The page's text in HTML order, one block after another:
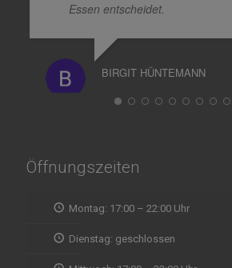
Essen entscheidet.
BIRGIT HÜNTEMANN
Öffnungszeiten
Montag: 17:00 – 22:00 Uhr
Dienstag: geschlossen